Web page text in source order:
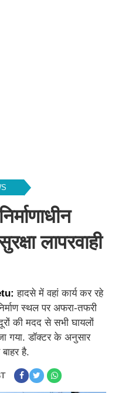
लापरवाही
हादसे में वहां कार्य कर रहे
स्थल पर अफरा-तफरी
की मदद से सभी घायलों
गया. डॉक्टर के अनुसार
है.